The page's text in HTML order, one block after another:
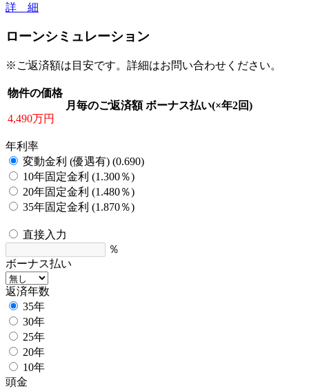
詳 細
ローンシミュレーション
※ご返済額は目安です。詳細はお問い合わせください。
物件の価格
4,490万円
月毎のご返済額 ボーナス払い(×年2回)
年利率
変動金利 (優遇有) (0.690)
10年固定金利 (1.300％)
20年固定金利 (1.480％)
35年固定金利 (1.870％)
直接入力
％
ボーナス払い
返済年数
35年
30年
25年
20年
10年
頭金